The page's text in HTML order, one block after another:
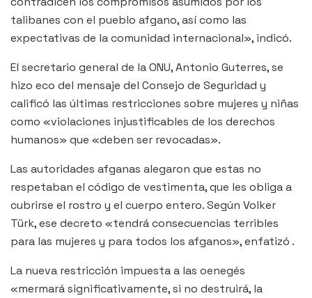
talibanes con el pueblo afgano, así como las
expectativas de la comunidad internacional», indicó.
El secretario general de la ONU, Antonio Guterres, se
hizo eco del mensaje del Consejo de Seguridad y
calificó las últimas restricciones sobre mujeres y niñas
como «violaciones injustificables de los derechos
humanos» que «deben ser revocadas».
Las autoridades afganas alegaron que estas no
respetaban el código de vestimenta, que les obliga a
cubrirse el rostro y el cuerpo entero. Según Volker
Türk, ese decreto «tendrá consecuencias terribles
para las mujeres y para todos los afganos», enfatizó .
La nueva restricción impuesta a las oenegés
«mermará significativamente, si no destruirá, la